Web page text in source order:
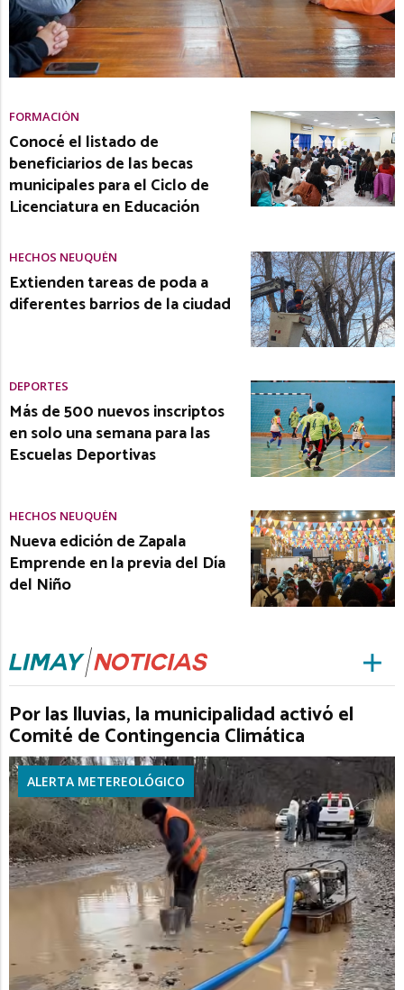
FORMACIÓN
Conocé el listado de
beneficiarios de las becas
municipales para el Ciclo de
Licenciatura en Educación
HECHOS NEUQUÉN
Extienden tareas de poda a
diferentes barrios de la ciudad
DEPORTES
Más de 500 nuevos inscriptos
en solo una semana para las
Escuelas Deportivas
HECHOS NEUQUÉN
Nueva edición de Zapala
Emprende en la previa del Día
del Niño
Por las lluvias, la municipalidad activó el
Comité de Contingencia Climática
ALERTA METEREOLÓGICO